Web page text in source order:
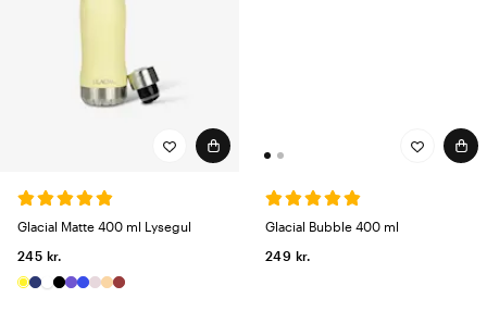
Glacial Matte 400 ml Lysegul
245 kr.
Glacial Bubble 400 ml
249 kr.